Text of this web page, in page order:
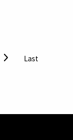
幾個月，大馬士
1名士兵在大馬
萬年前，當地
部分海水封存在
證實並非血液，
形成一般，使水
Last